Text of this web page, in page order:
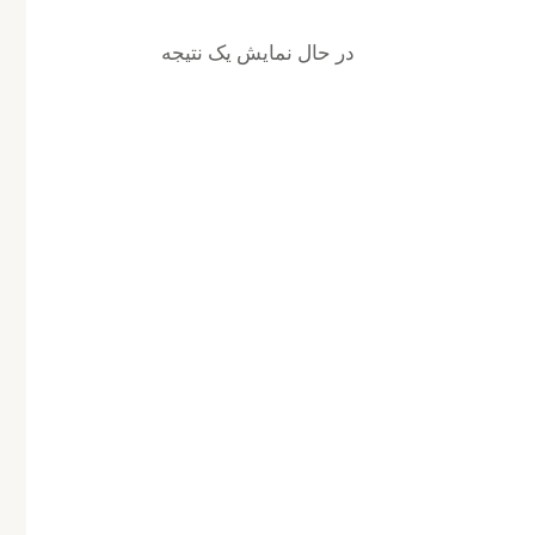
در حال نمایش یک نتیجه